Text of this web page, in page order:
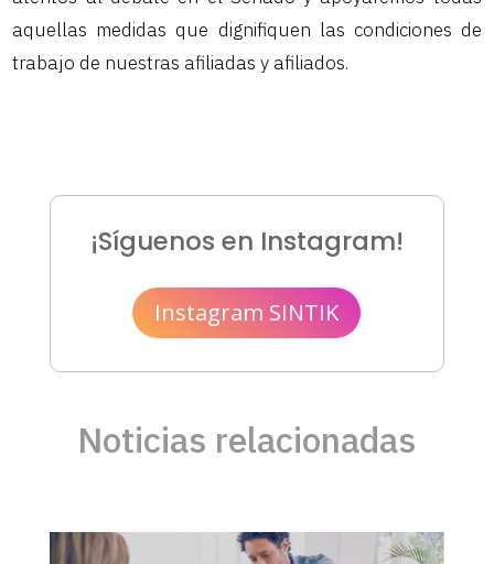
aquellas medidas que dignifiquen las condiciones de
trabajo de nuestras afiliadas y afiliados.
¡Síguenos en Instagram!
Instagram SINTIK
Noticias relacionadas